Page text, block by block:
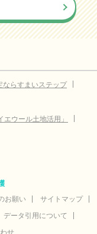
ならすまいステップ
ウール土地活用」
お願い
サイトマップ
データ引用について
せ